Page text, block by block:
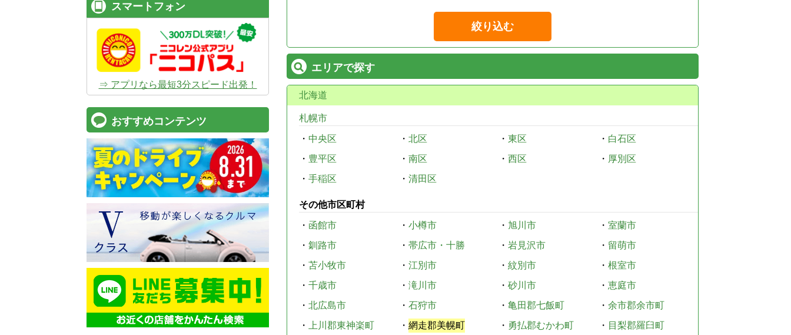
絞り込む
エリアで探す
北海道
札幌市
・ 中央区 ・ 北区 ・ 東区 ・ 白石区
・ 豊平区 ・ 南区 ・ 西区 ・ 厚別区
・ 手稲区 ・ 清田区
その他市区町村
・ 函館市 ・ 小樽市 ・ 旭川市 ・ 室蘭市
・ 釧路市 ・ 帯広市・十勝 ・ 岩見沢市 ・ 留萌市
・ 苫小牧市 ・ 江別市 ・ 紋別市 ・ 根室市
・ 千歳市 ・ 滝川市 ・ 砂川市 ・ 恵庭市
・ 北広島市 ・ 石狩市 ・ 亀田郡七飯町 ・ 余市郡余市町
・
上川郡東神楽町 ・ 網走郡美幌町 ・ 勇払郡むかわ町 ・ 目梨郡羅臼町
スマートフォン
⇒ アプリなら最短3分スピード出発！
おすすめコンテンツ